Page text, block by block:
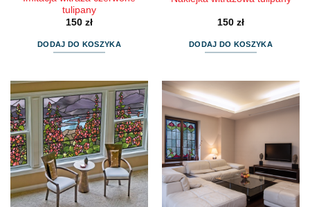
tulipany
150 zł
DODAJ DO KOSZYKA
150 zł
DODAJ DO KOSZYKA